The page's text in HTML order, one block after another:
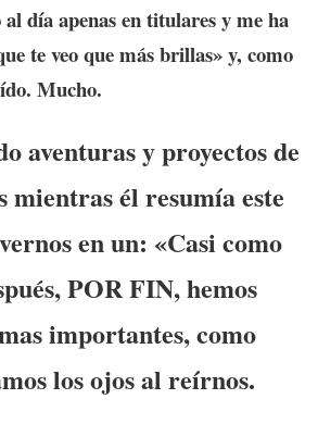
al día apenas en titulares y me ha
te veo que más brillas» y, como
Mucho.
aventuras y proyectos de
mientras él resumía este
en un: «Casi como
POR FIN, hemos
importantes, como
los ojos al reírnos.